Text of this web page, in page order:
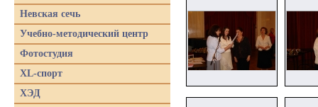
Невская сечь
Учебно-методический центр
Фотостудия
XL-спорт
ХЭД